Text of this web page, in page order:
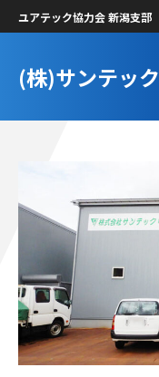
ユアテック協力会 新潟支部
(株)サンテック